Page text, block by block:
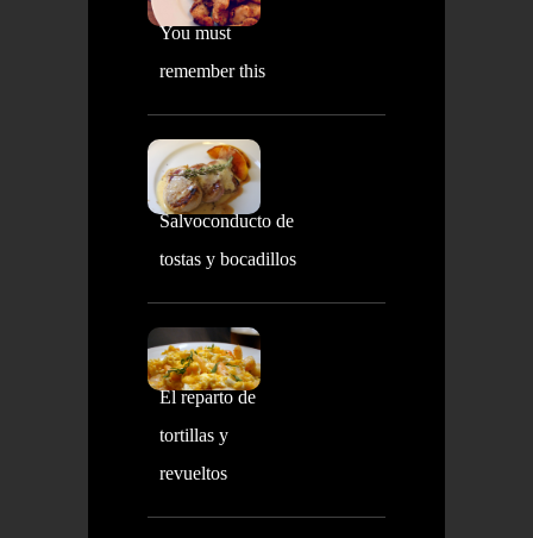
You must
remember this
Salvoconducto de
tostas y bocadillos
El reparto de
tortillas y
revueltos